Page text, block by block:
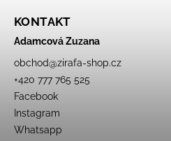
KONTAKT
Adamcová Zuzana
obchod@zirafa-shop.cz
+420 777 765 525
Facebook
Instagram
Whatsapp